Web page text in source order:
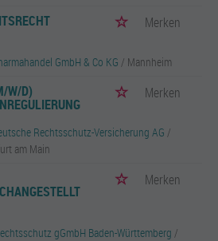
Merken
GmbH & Co KG / Mannheim
W/D) Merken
Rechtsschutz-Versicherung AG /
am Main
Merken
gGmbH Baden-Württemberg /